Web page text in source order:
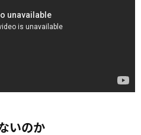
いのか